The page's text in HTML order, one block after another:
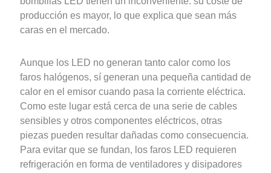
producción es mayor, lo que explica que sean más
caras en el mercado.
Aunque los LED no generan tanto calor como los
faros halógenos, sí generan una pequeña cantidad de
calor en el emisor cuando pasa la corriente eléctrica.
Como este lugar está cerca de una serie de cables
sensibles y otros componentes eléctricos, otras
piezas pueden resultar dañadas como consecuencia.
Para evitar que se fundan, los faros LED requieren
refrigeración en forma de ventiladores y disipadores